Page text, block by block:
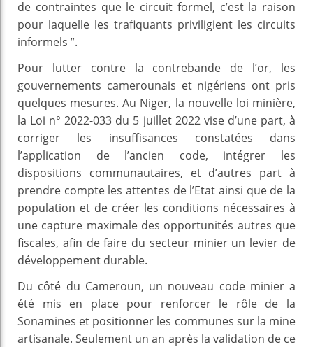
de contraintes que le circuit formel, c’est la raison
pour laquelle les trafiquants priviligient les circuits
informels ”.
Pour lutter contre la contrebande de l’or, les
gouvernements camerounais et nigériens ont pris
quelques mesures. Au Niger, la nouvelle loi minière,
la Loi n° 2022-033 du 5 juillet 2022 vise d’une part, à
corriger les insuffisances constatées dans
l’application de l’ancien code, intégrer les
dispositions communautaires, et d’autres part à
prendre compte les attentes de l’Etat ainsi que de la
population et de créer les conditions nécessaires à
une capture maximale des opportunités autres que
fiscales, afin de faire du secteur minier un levier de
développement durable.
Du côté du Cameroun, un nouveau code minier a
été mis en place pour renforcer le rôle de la
Sonamines et positionner les communes sur la mine
artisanale. Seulement un an après la validation de ce